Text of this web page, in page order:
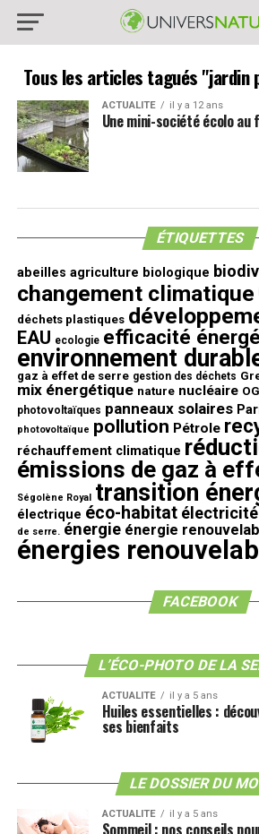
Tous les articles tagués
ACTUALITE il y a 12 ans
Une mini-société écolo au
ÉTIQUETTES
abeilles agriculture biologique
changement climatique
déchets plastiques
EAU ecologie efficacité
environnement
gaz à effet de serre gestion des déchets
mix énergétique nature nucléaire
photovoltaïques panneaux solaires
photovoltaïque pollution Pétrole
réchauffement climatique
émissions de gaz à
Ségolène Royal transition
électrique éco-habitat électricité
de serre. énergie énergie
énergies
FACEBOOK
L’ÉCO-PHOTO DE LA
ACTUALITE il y a 5 ans
Huiles essentielles :
ses bienfaits
LE DOSSIER DU
ACTUALITE il y a 5 ans
Sommeil : nos conseils